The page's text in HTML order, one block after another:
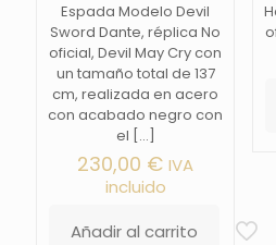
Espada Modelo Devil
Sword Dante, réplica No
oficial, Devil May Cry con
un tamaño total de 137
cm, realizada en acero
con acabado negro con
el […]
230,00 € IVA
incluido
Añadir al carrito